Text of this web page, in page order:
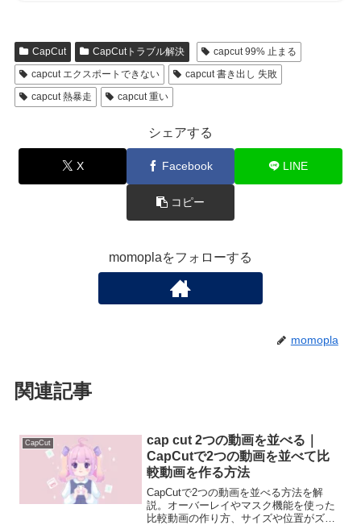
CapCut CapCutトラブル解決
capcut 99% 止まる
capcut エクスポートできない
capcut 書き出し 失敗
capcut 熱暴走
capcut 重い
シェアする
X Facebook LINE
コピー
momoplaをフォローする
momopla
関連記事
CapCut
cap cut 2つの動画を並べる｜
CapCutで2つの動画を並べて比
較動画を作る方法
CapCutで2つの動画を並べる方法を解
説。オーバーレイやマスク機能を使った
比較動画の作り方、サイズや位置がズレ